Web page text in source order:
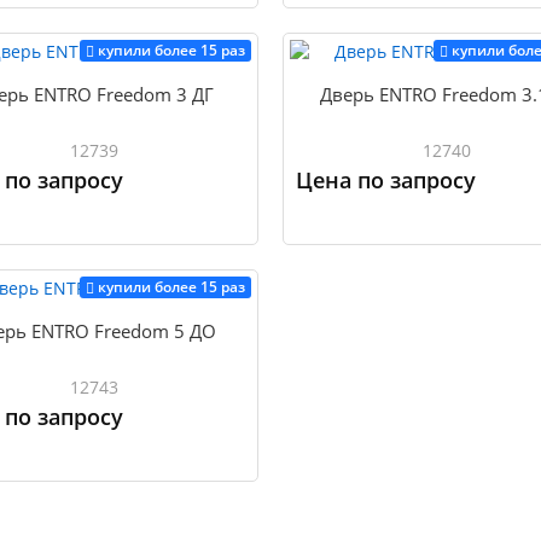
купили более 15 раз
ENTRO Freedom 3 ДГ
12739
запросу
купили
Дверь ENTRO Freedom
12740
Цена по запросу
купили более 15 раз
ENTRO Freedom 5 ДО
12743
запросу